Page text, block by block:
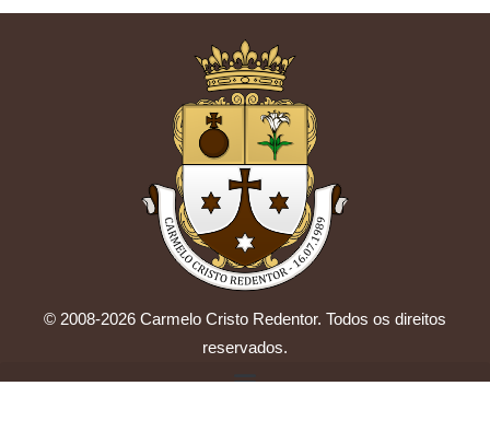
© 2008-2026 Carmelo Cristo Redentor. Todos os direitos
reservados.